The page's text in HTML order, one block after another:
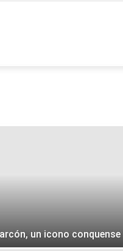
un icono conquense